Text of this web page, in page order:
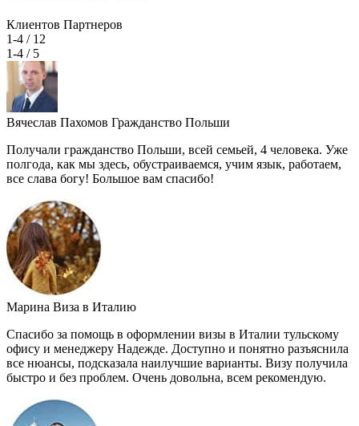
Клиентов Партнеров
1-4 / 12
1-4 / 5
Вячеслав Пахомов Гражданство Польши
Получали гражданство Польши, всей семьей, 4 человека. Уже
полгода, как мы здесь, обустраиваемся, учим язык, работаем,
все слава богу! Большое вам спасибо!
Марина Виза в Италию
Спасибо за помощь в оформлении визы в Италии тульскому
офису и менеджеру Надежде. Доступно и понятно разъяснила
все нюансы, подсказала наилучшие варианты. Визу получила
быстро и без проблем. Очень довольна, всем рекомендую.